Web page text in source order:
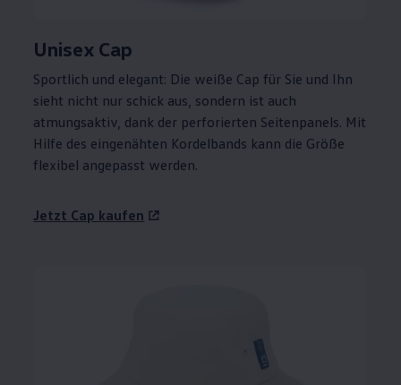
Unisex Cap
Sportlich und elegant: Die weiße Cap für Sie und Ihn
sieht nicht nur schick aus, sondern ist auch
atmungsaktiv, dank der perforierten Seitenpanels. Mit
Hilfe des eingenähten Kordelbands kann die Größe
flexibel angepasst werden.
Jetzt Cap kaufen